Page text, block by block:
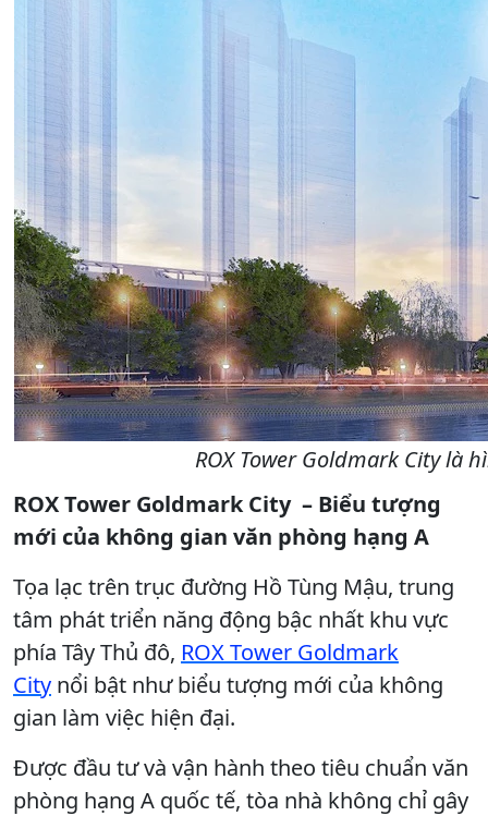
ROX Tower Goldmark City
ROX Tower Goldmark City – Biểu tượng
mới của không gian văn phòng hạng A
Tọa lạc trên trục đường Hồ Tùng Mậu, trung
tâm phát triển năng động bậc nhất khu vực
phía Tây Thủ đô, ROX Tower Goldmark
City nổi bật như biểu tượng mới của không
gian làm việc hiện đại.
Được đầu tư và vận hành theo tiêu chuẩn văn
phòng hạng A quốc tế, tòa nhà không chỉ gây